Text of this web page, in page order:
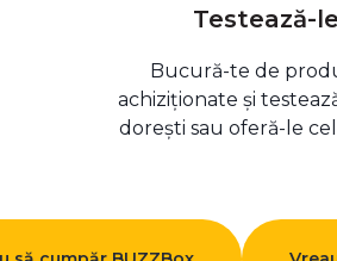
Testează-le
Bucură-te de
achiziționate și
dorești sau oferă-le